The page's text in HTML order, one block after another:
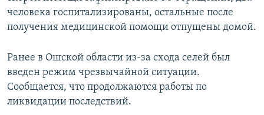
человека госпитализированы, остальные после
получения медицинской помощи отпущены домой.
Ранее в Ошской области из-за схода селей был
введен режим чрезвычайной ситуации.
Сообщается, что продолжаются работы по
ликвидации последствий.